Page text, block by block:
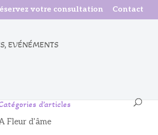
votre consultation Contact
EVÉNÉMENTS
d’articles
Fleur d'âme